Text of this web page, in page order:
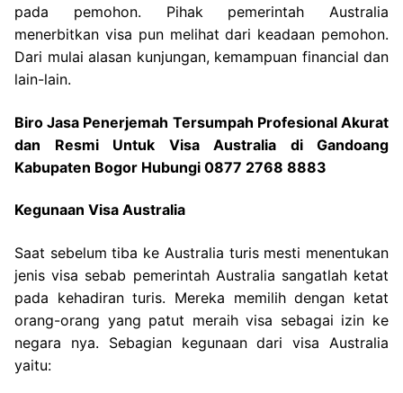
pada pemohon. Pihak pemerintah Australia
menerbitkan visa pun melihat dari keadaan pemohon.
Dari mulai alasan kunjungan, kemampuan financial dan
lain-lain.
Biro Jasa Penerjemah Tersumpah Profesional Akurat
dan Resmi Untuk Visa Australia di Gandoang
Kabupaten Bogor Hubungi 0877 2768 8883
Kegunaan Visa Australia
Saat sebelum tiba ke Australia turis mesti menentukan
jenis visa sebab pemerintah Australia sangatlah ketat
pada kehadiran turis. Mereka memilih dengan ketat
orang-orang yang patut meraih visa sebagai izin ke
negara nya. Sebagian kegunaan dari visa Australia
yaitu: